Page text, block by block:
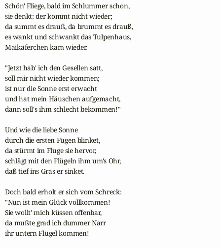
Schön' Fliege, bald im Schlummer schon,
sie denkt: der kommt nicht wieder;
da summt es drauß, da brummt es drauß,
es wankt und schwankt das Tulpenhaus,
Maikäferchen kam wieder.
"Jetzt hab' ich den Gesellen satt,
soll mir nicht wieder kommen;
ist nur die Sonne erst erwacht
und hat mein Häuschen aufgemacht,
dann soll's ihm schlecht bekommen!"
Und wie die liebe Sonne
durch die ersten Fügen blinket,
da stürmt im Fluge sie hervor,
schlägt mit den Flügeln ihm um's Ohr,
daß tief ins Gras er sinket.
Doch bald erholt er sich vom Schreck:
"Nun ist mein Glück vollkommen!
Sie wollt' mich küssen offenbar,
da mußte grad ich dummer Narr
ihr untern Flügel kommen!